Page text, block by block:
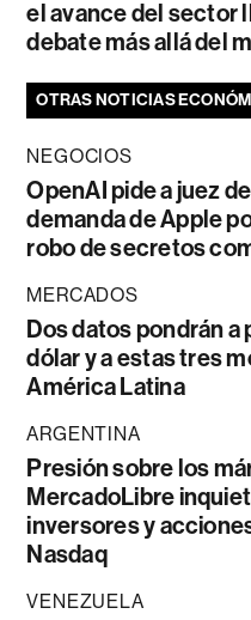
el avance del sector
debate más allá del
OTRAS NOTICIAS
NEGOCIOS
OpenAI pide a juez
demanda de Apple
robo de secretos
MERCADOS
Dos datos pondrán a
dólar y a estas tres
América Latina
ARGENTINA
Presión sobre los
MercadoLibre
inversores y
Nasdaq
VENEZUELA